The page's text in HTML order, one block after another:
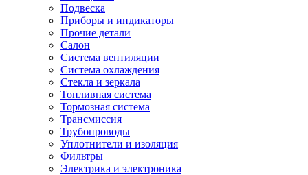
Подвеска
Приборы и индикаторы
Прочие детали
Салон
Система вентиляции
Система охлаждения
Стекла и зеркала
Топливная система
Тормозная система
Трансмиссия
Трубопроводы
Уплотнители и изоляция
Фильтры
Электрика и электроника